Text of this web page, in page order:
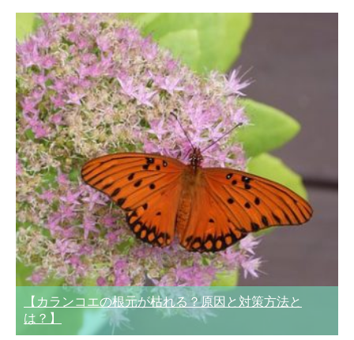
【カランコエの根元が枯れる？原因と対策方法と
は？】